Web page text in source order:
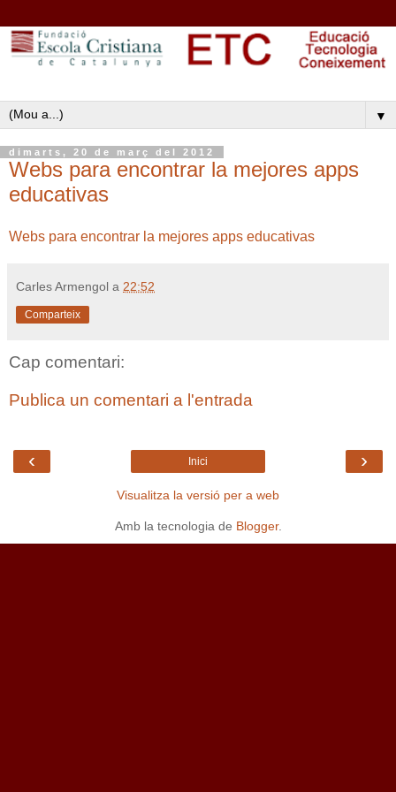
▼
dimarts, 20 de març del 2012
Webs para encontrar la mejores apps
educativas
Webs para encontrar la mejores apps educativas
Carles Armengol a 22:52
Comparteix
Cap comentari:
Publica un comentari a l'entrada
‹ ›
Inici
Visualitza la versió per a web
Amb la tecnologia de Blogger.